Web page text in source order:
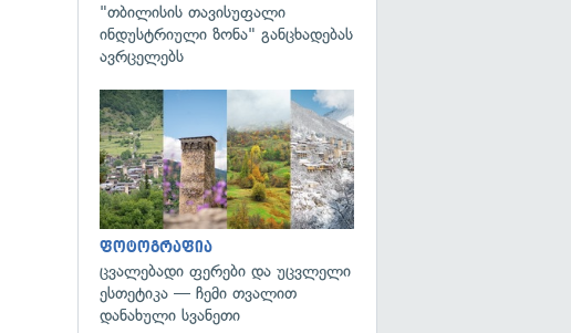
"თბილისის თავისუფალი
ინდუსტრიული ზონა" განცხადებას
ავრცელებს
ფოტოგრაფია
ცვალებადი ფერები და უცვლელი
ესთეტიკა — ჩემი თვალით
დანახული სვანეთი